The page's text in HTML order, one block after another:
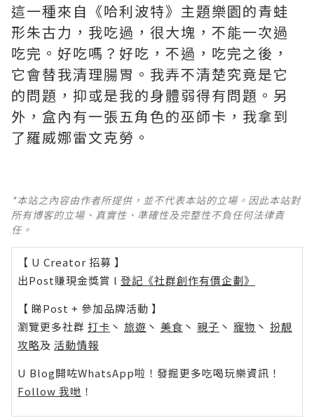
這一種來自《哈利波特》主題樂園的青蛙
形朱古力，我吃過，很大塊，不能一次過
吃完。好吃嗎？好吃，不過，吃完之後，
它會替我清理腸胃。我弄不清楚究竟是它
的問題，抑或是我的身體弱得有問題。另
外，盒內有一張五角色的巫師卡，我拿到
了羅威娜雷文克勞。 ​​​​
*本站之內容由作者所提供，並不代表本站的立場。因此本站對
所有博客的立場、真實性、準確性及完整性不負任何法律責
任。
【 U Creator 招募 】
出Post賺現金獎賞 l 登記《社群創作有價企劃》
【 睇Post + 參加品牌活動 】
瀏覽更多社群 打卡 丶 旅遊 丶 美食 丶 親子 丶 寵物 丶 扮靚
攻略及 活動情報
U Blog開咗WhatsApp啦！發掘更多吃喝玩樂資訊！
Follow 我哋 ！